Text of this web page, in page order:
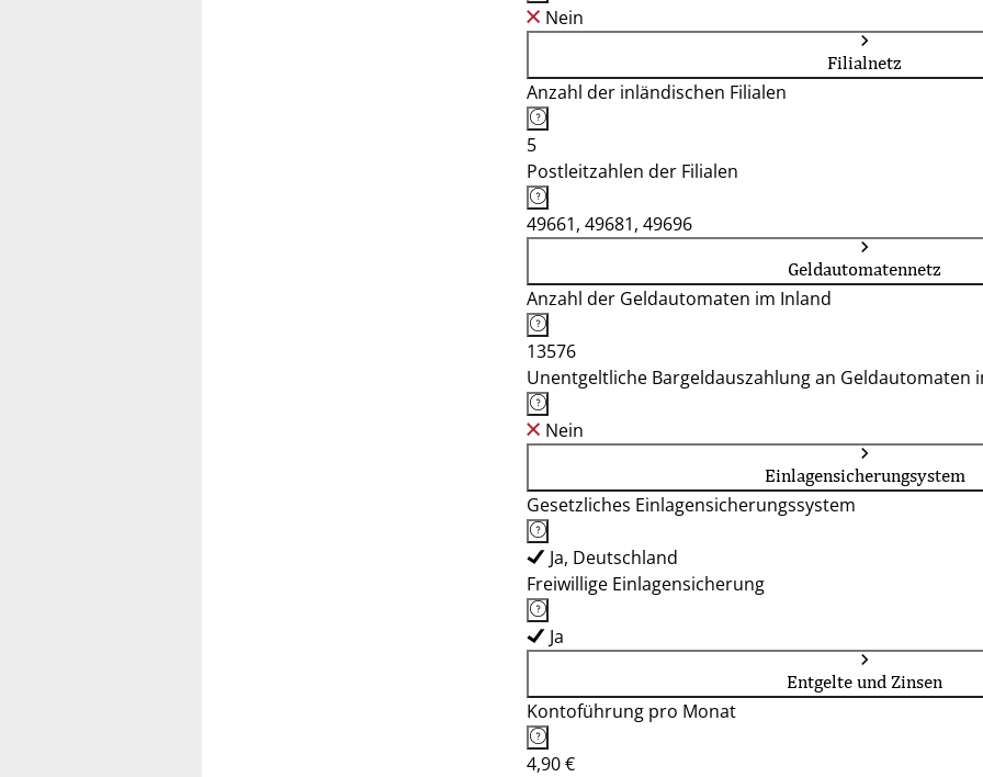
Nein
Filialnetz
Anzahl der inländischen Filialen
5
Postleitzahlen der Filialen
49661, 49681, 49696
Geldautomatennetz
Anzahl der Geldautomaten im Inland
13576
Unentgeltliche Bargeldauszahlung an Geldautomaten
Nein
Einlagensicherungsystem
Gesetzliches Einlagensicherungssystem
Ja, Deutschland
Freiwillige Einlagensicherung
Ja
Entgelte und Zinsen
Kontoführung pro Monat
4,90 €